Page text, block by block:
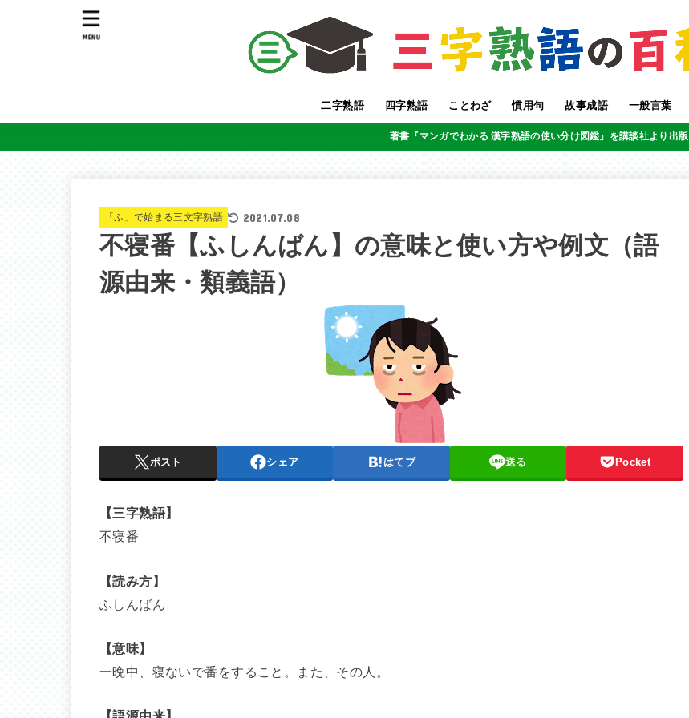
二字熟語 四字熟語 ことわざ 慣用句 故事成語 一般言葉
MENU
著書『マンガでわかる 漢字熟語の使い分け図鑑』を講談社より出版
「ふ」で始まる三文字熟語 2021.07.08
不寝番【ふしんばん】の意味と使い方や例文（語
源由来・類義語）
ポスト シェア はてブ 送る Pocket
【三字熟語】
不寝番
【読み方】
ふしんばん
【意味】
一晩中、寝ないで番をすること。また、その人。